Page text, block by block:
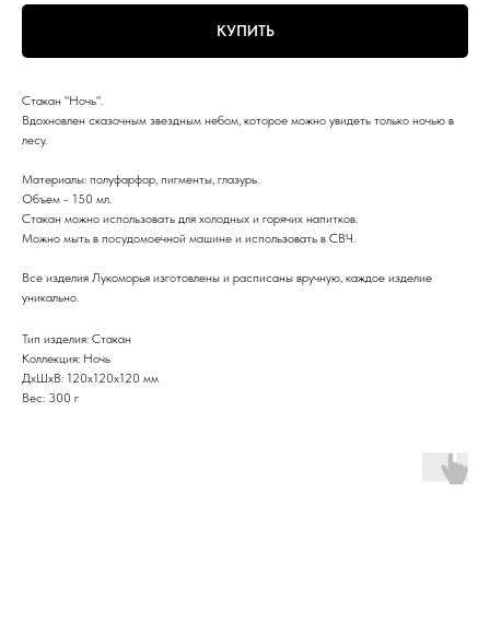
КУПИТЬ
Стакан "Ночь".
Вдохновлен сказочным звездным небом, которое можно увидеть только ночью в
лесу.
Материалы: полуфарфор, пигменты, глазурь.
Объем - 150 мл.
Стакан можно использовать для холодных и горячих напитков.
Можно мыть в посудомоечной машине и использовать в СВЧ.
Все изделия Лукоморья изготовлены и расписаны вручную, каждое изделие
уникально.
Тип изделия: Стакан
Коллекция: Ночь
ДxШxВ: 120x120x120 мм
Вес: 300 г